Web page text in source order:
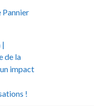
Pannier
|
de la
impact
!